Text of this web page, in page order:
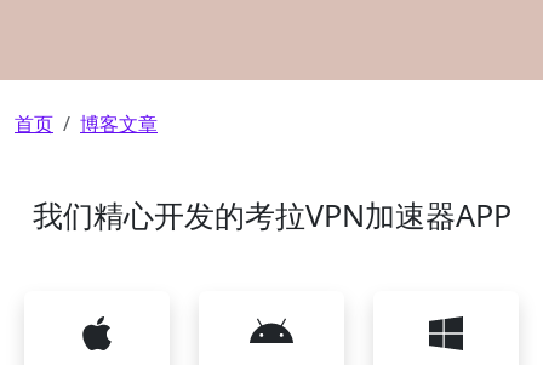
面包屑
首页 博客文章
我们精心开发的考拉VPN加速器APP